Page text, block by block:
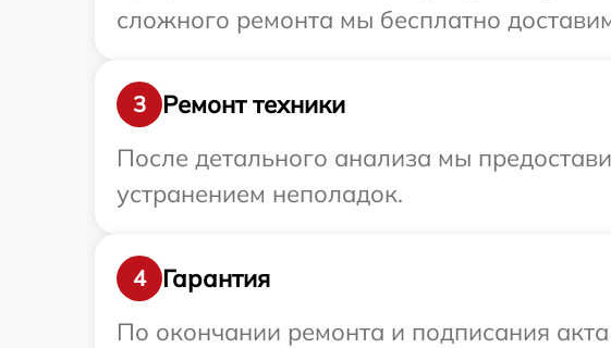
сложного ремонта мы бесплатно
3
Ремонт техники
После детального анализа мы
устранением неполадок.
4
Гарантия
По окончании ремонта и подписания